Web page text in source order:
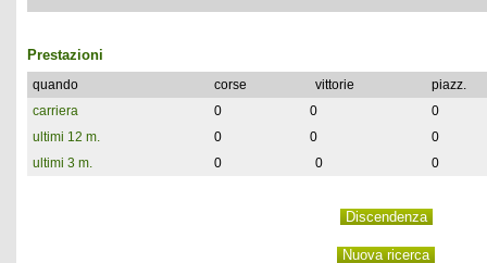
Prestazioni
quando corse vittorie
piazz.
carriera
0 0
0
ultimi 12 m.
0 0
0
ultimi 3 m.
0 0 0